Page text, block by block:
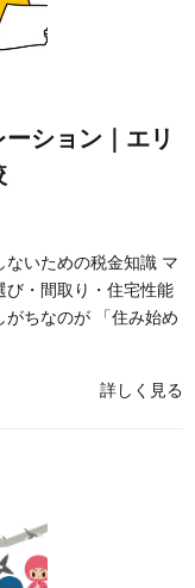
ション｜エリ
いための税金知識 マ
び・間取り・住宅性能
がちなのが 「住み始め
詳しく見る